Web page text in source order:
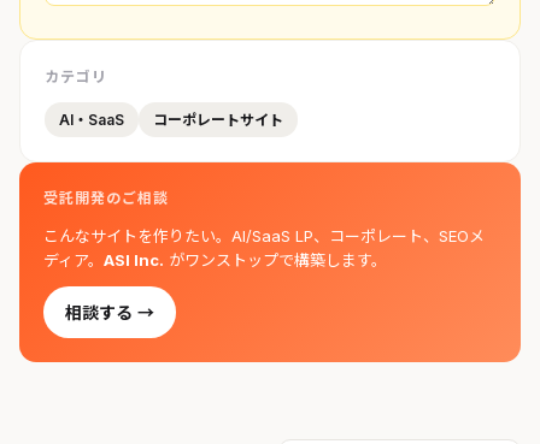
カテゴリ
AI・SaaS コーポレートサイト
受託開発のご相談
こんなサイトを作りたい。AI/SaaS LP、コーポレート、SEOメ
ディア。 ASI Inc. がワンストップで構築します。
相談する →